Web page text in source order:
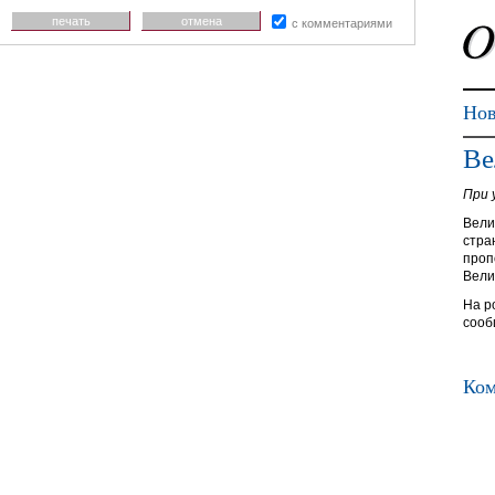
При
На
печать отмена с комментариями